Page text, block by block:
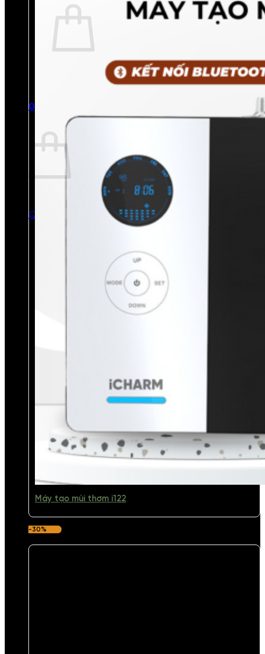
Chưa có sản phẩm trong giỏ hàng.
Quay trở lại cửa hàng
0
Giỏ hàng
Chưa có sản phẩm trong giỏ hàng.
Quay trở lại cửa hàng
Máy tạo mùi thơm i122
-30%